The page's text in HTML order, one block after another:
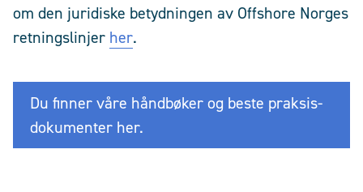
om den juridiske betydningen av Offshore Norges
retningslinjer her.
Du finner våre håndbøker og beste praksis-
dokumenter her.